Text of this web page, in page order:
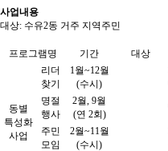
사업내용
대상: 수유2동 거주 지역주민
프로그램명 기간 대상
동별
특성화
사업
리더
찾기
1월~12월
(수시)
명절
행사
2월, 9월
(연 2회)
주민
모임
2월~11월
(수시)